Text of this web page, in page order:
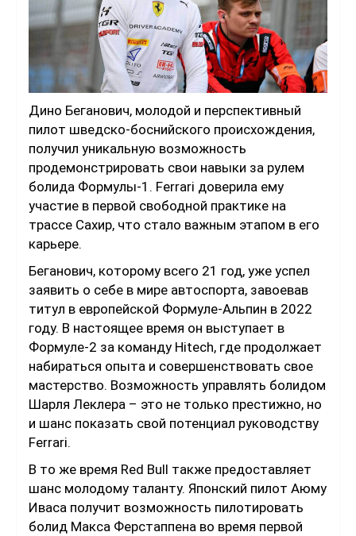
Дино Беганович, молодой и перспективный
пилот шведско-боснийского происхождения,
получил уникальную возможность
продемонстрировать свои навыки за рулем
болида Формулы-1. Ferrari доверила ему
участие в первой свободной практике на
трассе Сахир, что стало важным этапом в его
карьере.
Беганович, которому всего 21 год, уже успел
заявить о себе в мире автоспорта, завоевав
титул в европейской Формуле-Альпин в 2022
году. В настоящее время он выступает в
Формуле-2 за команду Hitech, где продолжает
набираться опыта и совершенствовать свое
мастерство. Возможность управлять болидом
Шарля Леклера – это не только престижно, но
и шанс показать свой потенциал руководству
Ferrari.
В то же время Red Bull также предоставляет
шанс молодому таланту. Японский пилот Аюму
Иваса получит возможность пилотировать
болид Макса Ферстаппена во время первой